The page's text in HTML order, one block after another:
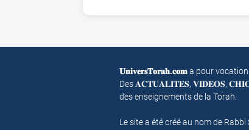
𝐔𝐧𝐢𝐯𝐞𝐫𝐬𝐓𝐨𝐫𝐚𝐡.𝐜𝐨𝐦a pour vocation
Des 𝐀𝐂𝐓𝐔𝐀𝐋𝐈𝐓𝐄𝐒, 𝐕𝐈𝐃𝐄𝐎𝐒,
des enseignements de la Torah.
Le site a été créé au nom de